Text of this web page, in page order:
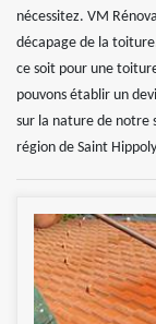
nécessitez. VM
décapage de la
ce soit pour une
pouvons établir un
sur la nature de notre
région de Saint